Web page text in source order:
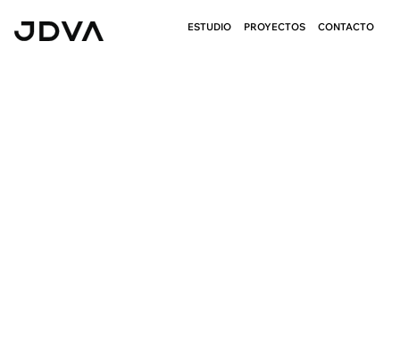
ESTUDIO PROYECTOS CONTACTO